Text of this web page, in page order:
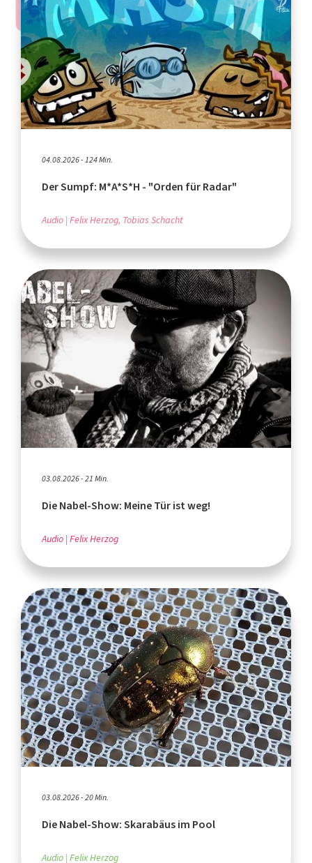
04.08.2026 - 124 Min.
Der Sumpf: M*A*S*H - "Orden für Radar"
Audio Felix Herzog, Tobias Schacht
03.08.2026 - 21 Min.
Die Nabel-Show: Meine Tür ist weg!
Audio Felix Herzog
03.08.2026 - 20 Min.
Die Nabel-Show: Skarabäus im Pool
Audio Felix Herzog